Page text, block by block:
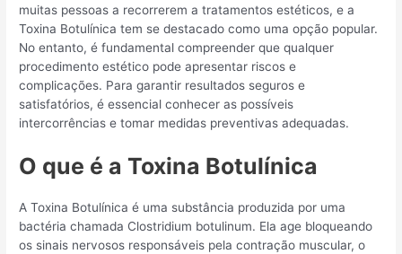
muitas pessoas a recorrerem a tratamentos estéticos, e a
Toxina Botulínica tem se destacado como uma opção popular.
No entanto, é fundamental compreender que qualquer
procedimento estético pode apresentar riscos e
complicações. Para garantir resultados seguros e
satisfatórios, é essencial conhecer as possíveis
intercorrências e tomar medidas preventivas adequadas.
O que é a Toxina Botulínica
A Toxina Botulínica é uma substância produzida por uma
bactéria chamada Clostridium botulinum. Ela age bloqueando
os sinais nervosos responsáveis pela contração muscular, o